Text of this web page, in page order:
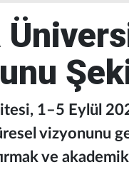
1–5 Eylül
vizyonunu
ve